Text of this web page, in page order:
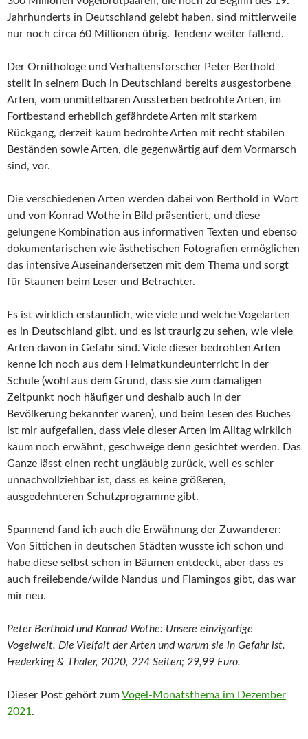
Jahrhunderts in Deutschland gelebt haben, sind mittlerweile
nur noch circa 60 Millionen übrig. Tendenz weiter fallend.
Der Ornithologe und Verhaltensforscher Peter Berthold
stellt in seinem Buch in Deutschland bereits ausgestorbene
Arten, vom unmittelbaren Aussterben bedrohte Arten, im
Fortbestand erheblich gefährdete Arten mit starkem
Rückgang, derzeit kaum bedrohte Arten mit recht stabilen
Beständen sowie Arten, die gegenwärtig auf dem Vormarsch
sind, vor.
Die verschiedenen Arten werden dabei von Berthold in Wort
und von Konrad Wothe in Bild präsentiert, und diese
gelungene Kombination aus informativen Texten und ebenso
dokumentarischen wie ästhetischen Fotografien ermöglichen
das intensive Auseinandersetzen mit dem Thema und sorgt
für Staunen beim Leser und Betrachter.
Es ist wirklich erstaunlich, wie viele und welche Vogelarten
es in Deutschland gibt, und es ist traurig zu sehen, wie viele
Arten davon in Gefahr sind. Viele dieser bedrohten Arten
kenne ich noch aus dem Heimatkundeunterricht in der
Schule (wohl aus dem Grund, dass sie zum damaligen
Zeitpunkt noch häufiger und deshalb auch in der
Bevölkerung bekannter waren), und beim Lesen des Buches
ist mir aufgefallen, dass viele dieser Arten im Alltag wirklich
kaum noch erwähnt, geschweige denn gesichtet werden. Das
Ganze lässt einen recht ungläubig zurück, weil es schier
unnachvollziehbar ist, dass es keine größeren,
ausgedehnteren Schutzprogramme gibt.
Spannend fand ich auch die Erwähnung der Zuwanderer:
Von Sittichen in deutschen Städten wusste ich schon und
habe diese selbst schon in Bäumen entdeckt, aber dass es
auch freilebende/wilde Nandus und Flamingos gibt, das war
mir neu.
Peter Berthold und Konrad Wothe: Unsere einzigartige
Vogelwelt. Die Vielfalt der Arten und warum sie in Gefahr ist.
Frederking & Thaler, 2020, 224 Seiten; 29,99 Euro.
Dieser Post gehört zumVogel-Monatsthema im Dezember
2021 .